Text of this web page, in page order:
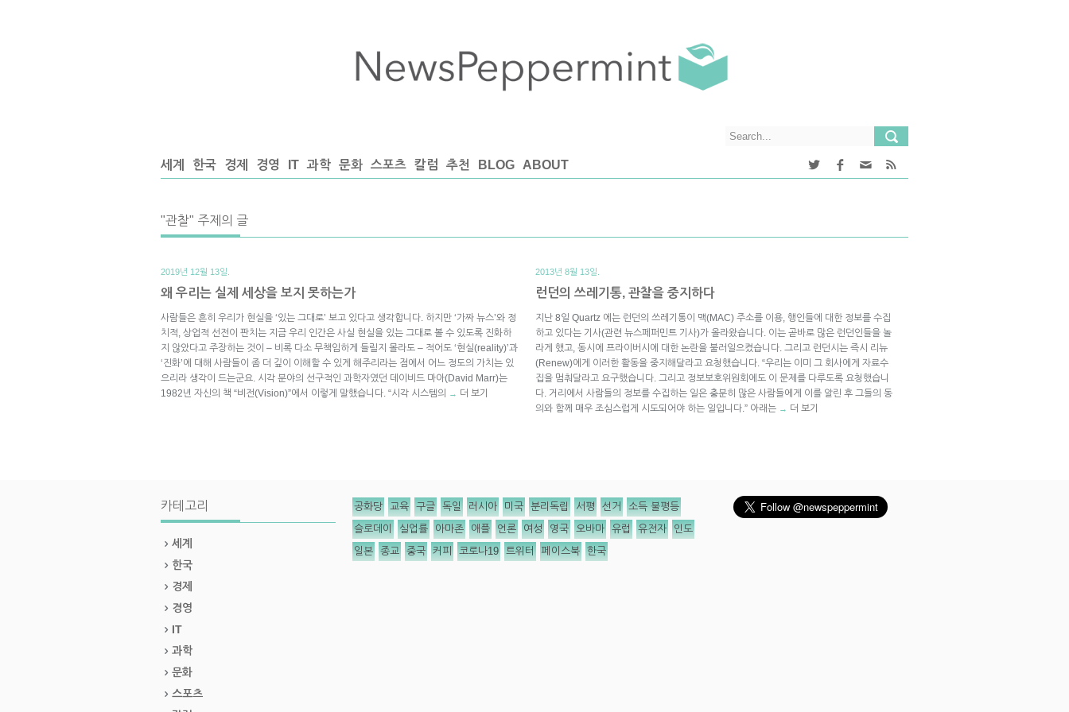
세계 한국 경제 경영 IT 과학 문화 스포츠 칼럼 추천 BLOG ABOUT
"관찰" 주제의 글
2019년 12월 13일.
왜 우리는 실제 세상을 보지 못하는가
사람들은 흔히 우리가 현실을 ‘있는 그대로’ 보고 있다고 생각합니다. 하지만 ‘가짜 뉴스’와 정
치적, 상업적 선전이 판치는 지금 우리 인간은 사실 현실을 있는 그대로 볼 수 있도록 진화하
지 않았다고 주장하는 것이 – 비록 다소 무책임하게 들릴지 몰라도 – 적어도 ‘현실(reality)’과
‘진화’에 대해 사람들이 좀 더 깊이 이해할 수 있게 해주리라는 점에서 어느 정도의 가치는 있
으리라 생각이 드는군요. 시각 분야의 선구적인 과학자였던 데이비드 마아(David Marr)는
1982년 자신의 책 “비전(Vision)”에서 이렇게 말했습니다. “시각 시스템의
→ 더 보기
2013년 8월 13일.
런던의 쓰레기통, 관찰을 중지하다
지난 8일 Quartz 에는 런던의 쓰레기통이 맥(MAC) 주소를 이용, 행인들에 대한 정보를 수집
하고 있다는 기사(관련 뉴스페퍼민트 기사)가 올라왔습니다. 이는 곧바로 많은 런던인들을 놀
라게 했고, 동시에 프라이버시에 대한 논란을 불러일으켰습니다. 그리고 런던시는 즉시 리뉴
(Renew)에게 이러한 활동을 중지해달라고 요청했습니다. “우리는 이미 그 회사에게 자료수
집을 멈춰달라고 요구했습니다. 그리고 정보보호위원회에도 이 문제를 다루도록 요청했습니
다. 거리에서 사람들의 정보를 수집하는 일은 충분히 많은 사람들에게 이를 알린 후 그들의 동
의와 함께 매우 조심스럽게 시도되어야 하는 일입니다.” 아래는 → 더 보기
카테고리
세계
한국
경제
경영
IT
과학
문화
스포츠
공화당 교육 구글 독일 러시아 미국 분리독립 서평 선거 소득 불평등
슬로데이 실업률 아마존 애플 언론 여성 영국 오바마 유럽 유전자 인도
일본 종교 중국 커피 코로나19 트위터 페이스북 한국